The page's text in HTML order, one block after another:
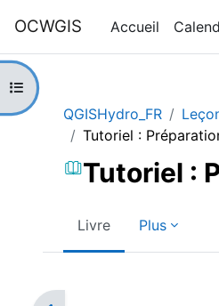
OCWGIS Accueil
Ouvrir l’index du cours
QGISHydro_FR
Tutoriel :
Tutoriel :
Livre Plus